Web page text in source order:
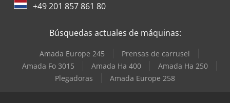
+49 201 857 861 80
Búsquedas actuales de máquinas:
Amada Europe 245
Prensas de carrusel
Amada Fo 3015
Amada Ha 400
Amada Ha 250
Plegadoras
Amada Europe 258